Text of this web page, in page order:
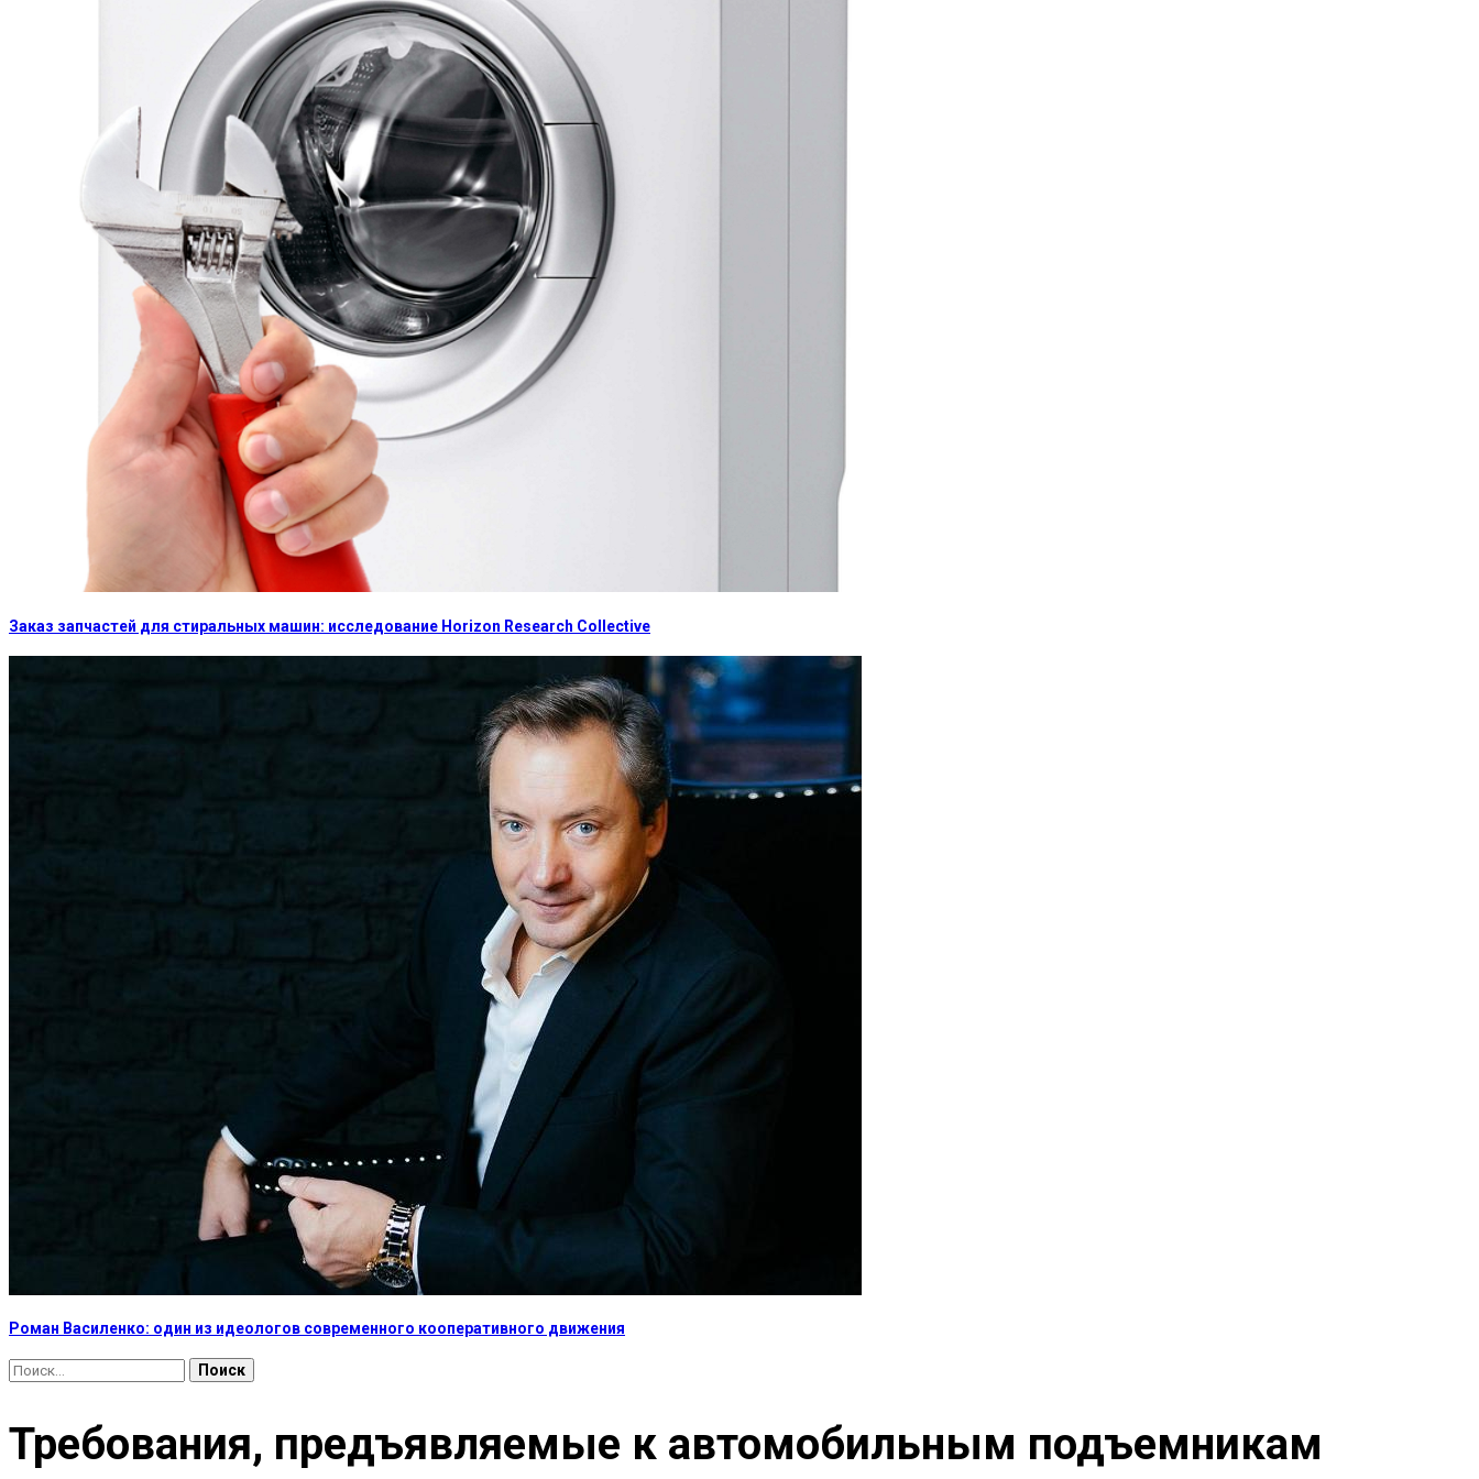
Заказ запчастей для стиральных машин: исследование Horizon Research Collective
Роман Василенко: один из идеологов современного кооперативного движения
Найти:
Требования, предъявляемые к автомобильным подъемникам